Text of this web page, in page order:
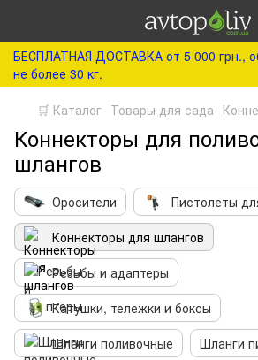
БЕСПЛАТНАЯ ДОСТАВКА от 5 000 грн.,
не более 30 кг.
🛒 Каталог Товары для сада
Коннекторы для
шлангов
Оросители
Пистолеты
Коннекторы для шлангов
Резьбы и адаптеры
Катушки, тележки и боксы
Шланги поливочные
Шланги